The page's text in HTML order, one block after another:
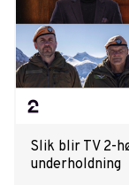
Slik blir TV 2-
underholdning